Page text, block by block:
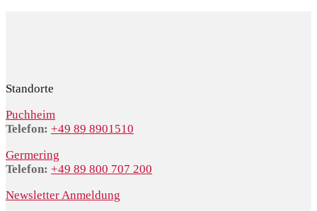
Standorte
Puchheim
Telefon: +49 89 8901510
Germering
Telefon: +49 89 800 707 200
Newsletter Anmeldung